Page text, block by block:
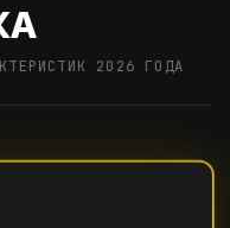
2026 ГОДА